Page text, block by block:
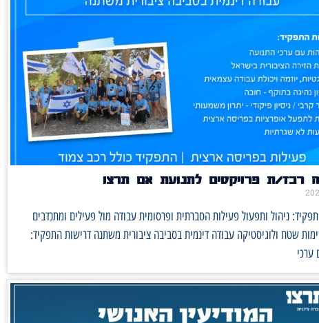
רכז/ת פרויקטים לתנועת אם תרצו
ניהול ותפעול פעילות הסברתית ופרסומית עבודה מול פעילים ומתנדבים
שטח ולוגיסטיקה עבודה דינמית בסביבה ציבורית משתנה דרישות התפקיד:
ערכי